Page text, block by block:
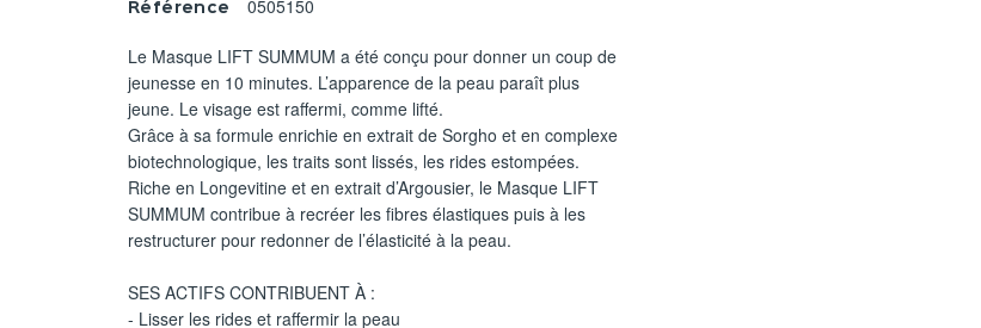
Référence 0505150
Le Masque LIFT SUMMUM a été conçu pour donner un coup de
jeunesse en 10 minutes. L’apparence de la peau paraît plus
jeune. Le visage est raffermi, comme lifté.
Grâce à sa formule enrichie en extrait de Sorgho et en complexe
biotechnologique, les traits sont lissés, les rides estompées.
Riche en Longevitine et en extrait d’Argousier, le Masque LIFT
SUMMUM contribue à recréer les fibres élastiques puis à les
restructurer pour redonner de l’élasticité à la peau.
SES ACTIFS CONTRIBUENT À :
- Lisser les rides et raffermir la peau